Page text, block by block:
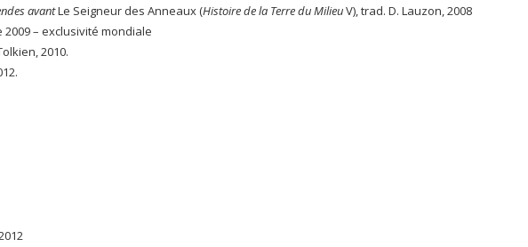
avantLe Seigneur des Anneaux (Histoire de la Terre du MilieuV), trad. D. Lauzon, 2008
– exclusivité mondiale
2010.